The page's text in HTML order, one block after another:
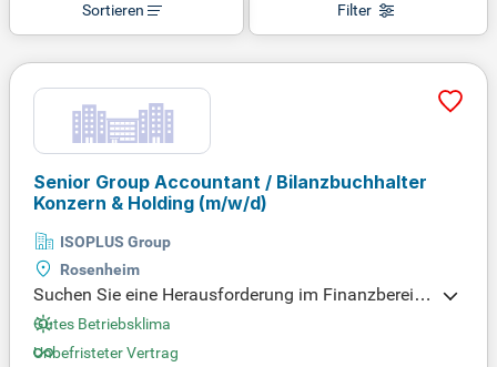
Filter
Sortieren
Senior Group Accountant / Bilanzbuchhalter
Konzern & Holding (m/w/d)
ISOPLUS Group
Rosenheim
Suchen Sie eine Herausforderung im Finanzbereic
h? Als Senior Group Accountant / Bilanzbuchhalter
(m/w/d) bei ISOPLUS sind Sie für die zentrale Rec
Gutes Betriebsklima
Unbefristeter Vertrag